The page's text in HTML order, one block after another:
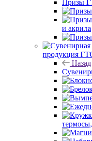
Призы
и акрила
продукция
Назад